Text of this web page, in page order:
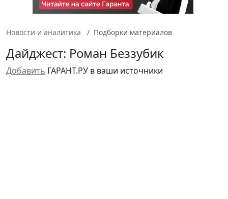
Новости и аналитика Подборки материалов
Дайджест: Роман Беззубик
Добавить ГАРАНТ.РУ в ваши источники